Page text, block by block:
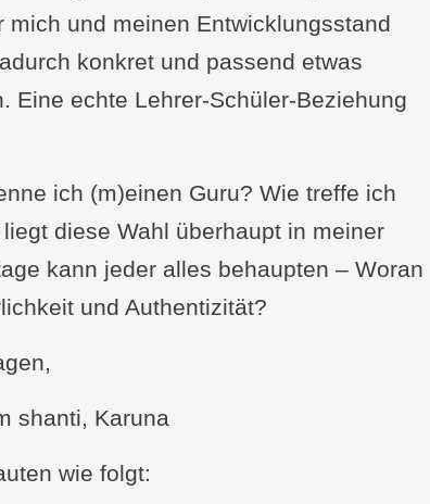
mich und meinen Entwicklungsstand
konkret und passend etwas
Eine echte Lehrer-Schüler-Beziehung
ich (m)einen Guru? Wie treffe ich
diese Wahl überhaupt in meiner
kann jeder alles behaupten – Woran
und Authentizität?
shanti, Karuna
wie folgt: